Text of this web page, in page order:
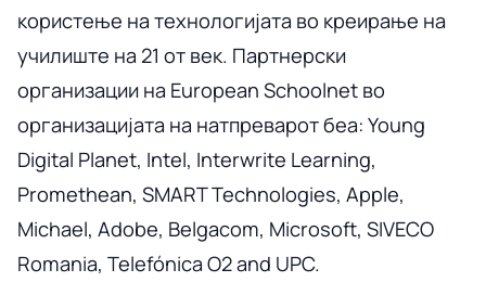
користење на технологијата во креирање на
училиште на 21 от век. Партнерски
организации на European Schoolnet во
организацијата на натпреварот беа: Young
Digital Planet, Intel, Interwrite Learning,
Promethean, SMART Technologies, Apple,
Michael, Adobe, Belgacom, Microsoft, SIVECO
Romania, Telefónica O2 and UPC.